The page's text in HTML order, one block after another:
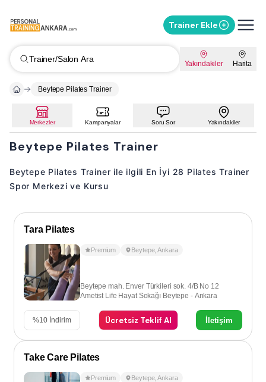
Trainer Ekle
Trainer/Salon Ara Yakındakiler Harita
Beytepe Pilates Trainer
Merkezler Kampanyalar Soru Sor Yakındakiler
Beytepe Pilates Trainer
Beytepe Pilates Trainer ile ilgili En İyi 28 Pilates Trainer
Spor Merkezi ve Kursu
Tara Pilates
Premium Beytepe,Ankara
Beytepe mah. Enver Türkileri sok. 4/B No 12
Ametist Life Hayat Sokağı Beytepe - Ankara
%10 İndirim Ücretsiz Teklif Al İletişim
Take Care Pilates
Premium Beytepe,Ankara